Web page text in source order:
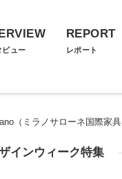
ビュー
REPORT
レポート
（ミラノサローネ国際家具
インウィーク特集